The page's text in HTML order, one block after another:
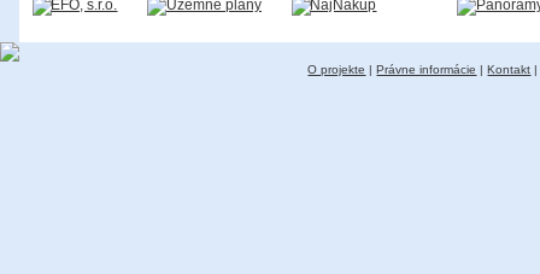
O projekte |Právne informácie |Kontakt